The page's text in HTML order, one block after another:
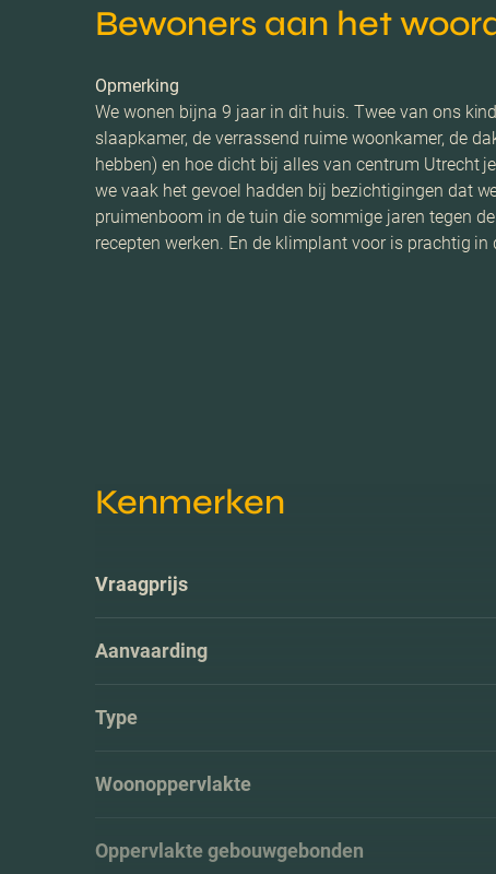
Bewoners aan het
Opmerking
We wonen bijna 9 jaar in dit huis. Twee van ons
slaapkamer, de verrassend ruime woonkamer, de
hebben) en hoe dicht bij alles van centrum Utrecht
we vaak het gevoel hadden bij bezichtigingen dat
pruimenboom in de tuin die sommige jaren tegen
recepten werken. En de klimplant voor is prachtig
Kenmerken
Vraagprijs
Aanvaarding
Type
Woonoppervlakte
Oppervlakte gebouwgebonden